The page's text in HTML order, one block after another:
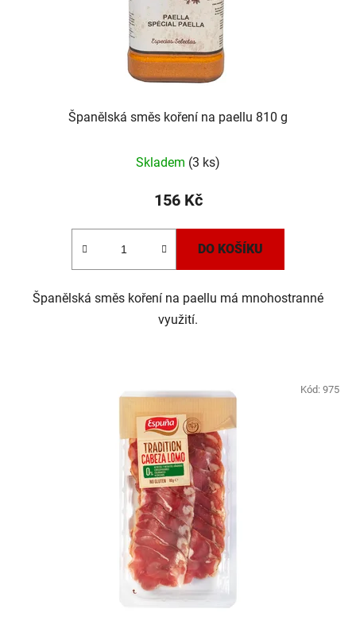
Španělská směs koření na paellu 810 g
Skladem (3 ks)
156 Kč
DO KOŠÍKU
Španělská směs koření na paellu má mnohostranné
využití.
Kód: 975